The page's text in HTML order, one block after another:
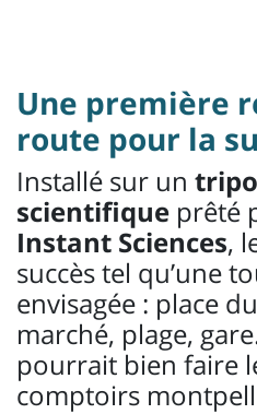
Une première
route pour la
Installé sur un
scientifique prêté
Instant Sciences,
succès tel qu’une
envisagée : place
marché, plage,
pourrait bien faire
comptoirs